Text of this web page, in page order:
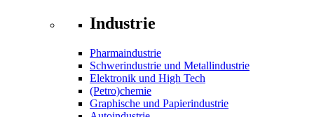
Industrie
Pharmaindustrie
Schwerindustrie und Metallindustrie
Elektronik und High Tech
(Petro)chemie
Graphische und Papierindustrie